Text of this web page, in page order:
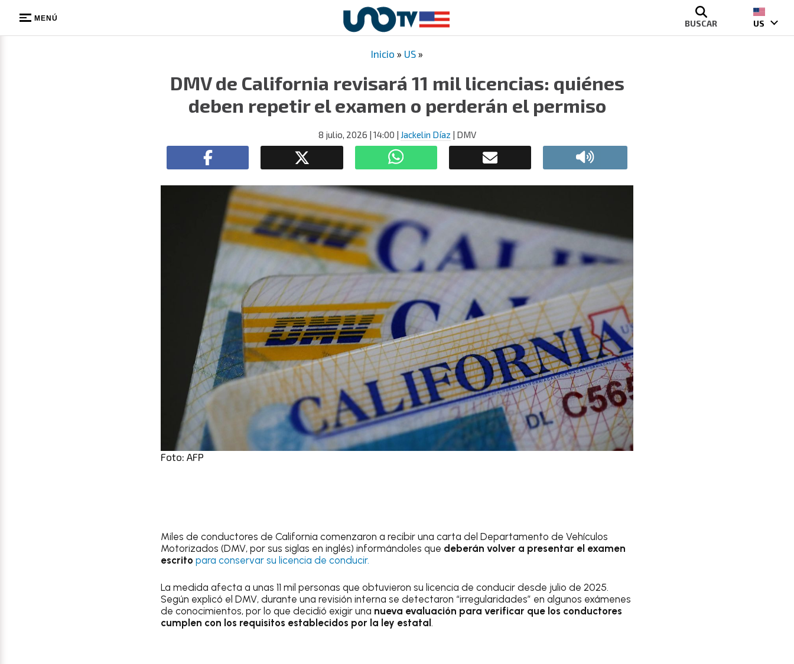
MENÚ BUSCAR US
Inicio » US »
DMV de California revisará 11 mil licencias: quiénes
deben repetir el examen o perderán el permiso
8 julio, 2026 | 14:00 | Jackelin Díaz | DMV
Foto: AFP
Miles de conductores de California comenzaron a recibir una carta del Departamento de Vehículos
Motorizados (DMV, por sus siglas en inglés) informándoles que deberán volver a presentar el examen
escrito para conservar su licencia de conducir.
La medida afecta a unas 11 mil personas que obtuvieron su licencia de conducir desde julio de 2025.
Según explicó el DMV, durante una revisión interna se detectaron “irregularidades” en algunos exámenes
de conocimientos, por lo que decidió exigir una nueva evaluación para verificar que los conductores
cumplen con los requisitos establecidos por la ley estatal.